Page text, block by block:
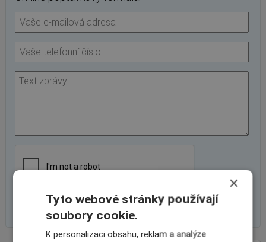
×
Tyto webové stránky používají
soubory cookie.
K personalizaci obsahu, reklam a analýze